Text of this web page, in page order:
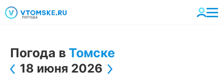
Погода в Томске
18 июня 2026